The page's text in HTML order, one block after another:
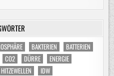
BAKTERIEN
BATTERIEN
CO2 DÜRRE
ENERGIE
HITZEWELLEN
IDW